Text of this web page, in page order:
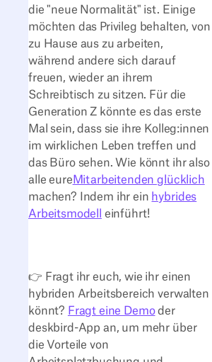
die "neue Normalität" ist. Einige
möchten das Privileg behalten, von
zu Hause aus zu arbeiten,
während andere sich darauf
freuen, wieder an ihrem
Schreibtisch zu sitzen. Für die
Generation Z könnte es das erste
Mal sein, dass sie ihre Kolleg:innen
im wirklichen Leben treffen und
das Büro sehen. Wie könnt ihr also
alle eure Mitarbeitenden glücklich
machen? Indem ihr ein hybrides
Arbeitsmodell
einführt!
👉 Fragt ihr euch, wie ihr einen
hybriden Arbeitsbereich verwalten
könnt? Fragt eine Demoder
deskbird-App an, um mehr über
die Vorteile von